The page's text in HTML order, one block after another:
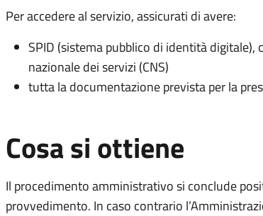
Per accedere al servizio, assicurati di avere:
SPID (sistema pubblico di identità digitale),
nazionale dei servizi (CNS)
tutta la documentazione prevista per la
Cosa si ottiene
Il procedimento amministrativo si conclude
provvedimento. In caso contrario